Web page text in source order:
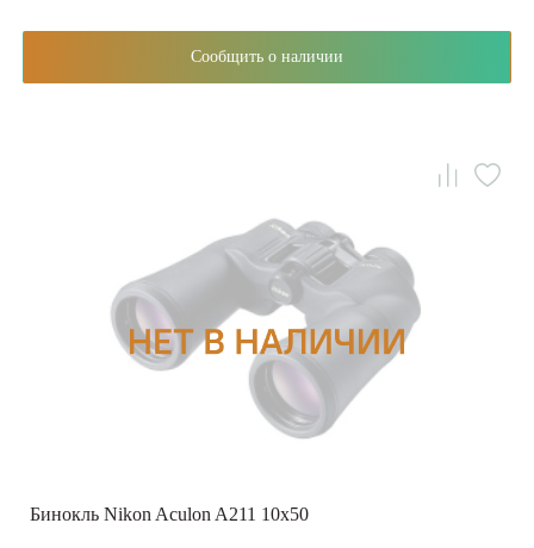
Сообщить о наличии
Бинокль Nikon Aculon A211 10x50